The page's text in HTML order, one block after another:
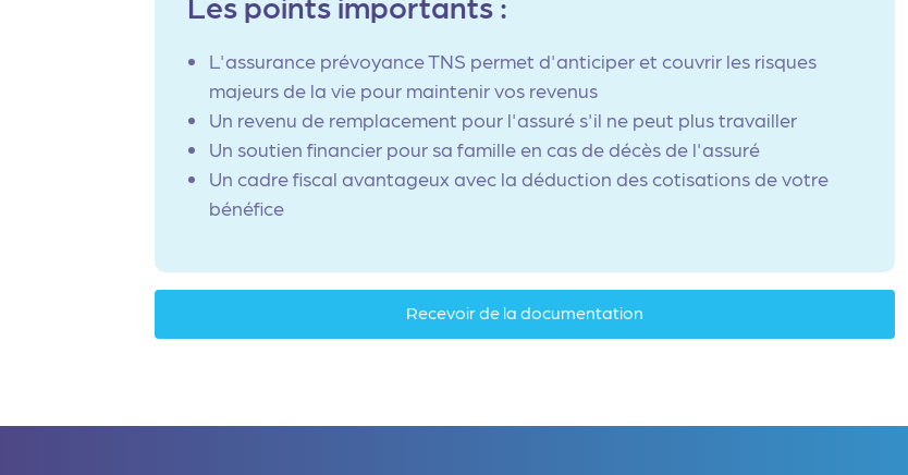
L'assurance prévoyance TNS permet d'anticiper et couvrir les risques
majeurs de la vie pour maintenir vos revenus
Un revenu de remplacement pour l'assuré s'il ne peut plus travailler
Un soutien financier pour sa famille en cas de décès de l'assuré
Un cadre fiscal avantageux avec la déduction des cotisations de votre
bénéfice
Recevoir de la documentation